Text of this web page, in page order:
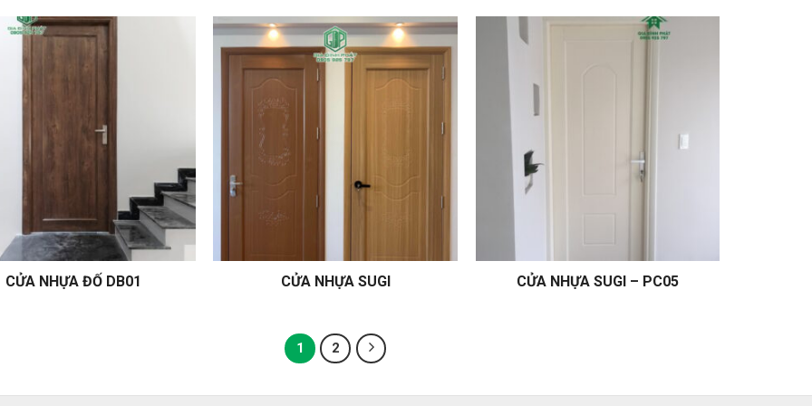
CỬA NHỰA ĐỐ DB01 CỬA NHỰA SUGI CỬA NHỰA SUGI – PC05
1 2